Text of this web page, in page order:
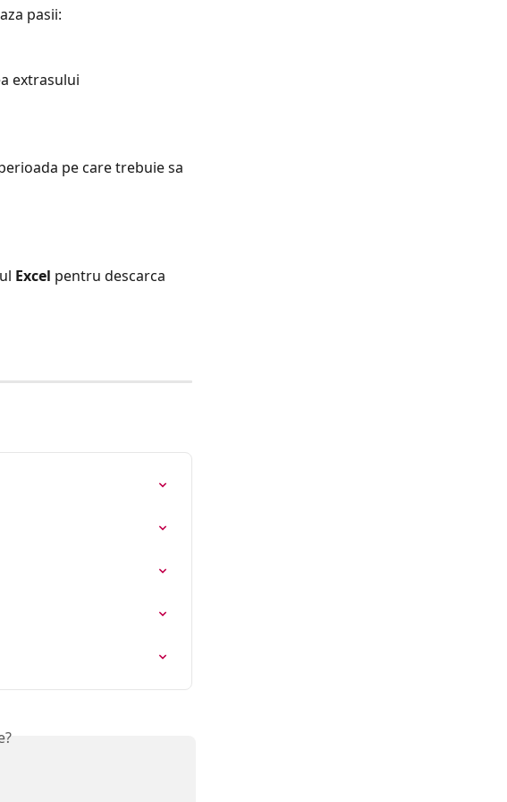
pasii:
extrasului
Excel pentru descarca